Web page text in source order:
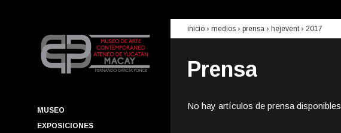
MUSEO
EXPOSICIONES
inicio › medios › prensa › hejevent› 2017
Prensa
No hay artículos de prensa disponibles